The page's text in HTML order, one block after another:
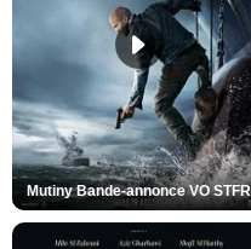
Mutiny Bande-annonce VO STFR